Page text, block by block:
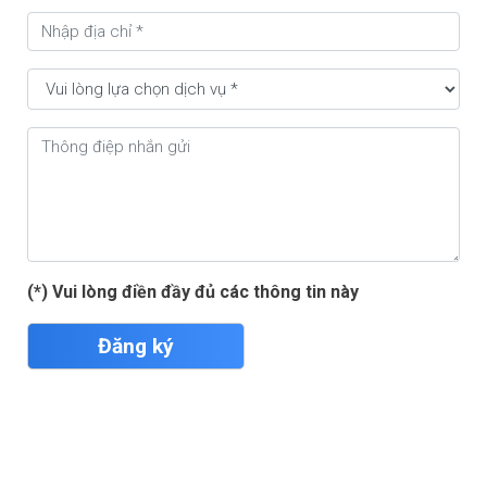
(*) Vui lòng điền đầy đủ các thông tin này
Đăng ký